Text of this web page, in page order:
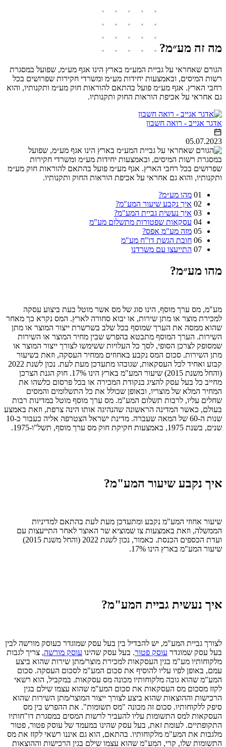
מה זה מע״מ?
הגורם שאחראי על גביית המע״מ בארץ הינו אגף מע״מ, שפועל במסגרת
רשות המיסים, ובאמצעות יחידות מע״מ ומשרדי חקירות שפרושים בכל
רחבי הארץ. אגף מע״מ פועל בהתאם להוראות חוק מע״מ ותקנותיו, והוא
גם אחראי על אכיפת הוראות החוק ותקנותיו.
אדגר אגייב - רואה חשבון
05.07.2023
01 מהו מע״מ?
02 איך נקבע שיעור המע"מ?
03 איך נעשית גביית המע"מ?
04 עסקאות שפטורות מתשלום מע"מ
05 מזה מע"מ אפס?
06 חובת הגשת דו"ח מע"מ
07 התייעצו עם משרדנו
מהו מע״מ?
מע"מ, מס ערך מוסף, הינו סוג של מס אשר מוטל בעת ביצוע עסקה
למכירת מוצר או מתן שירות, או יבוא סחורה לארץ. המס נקרא כך מאחר
שהוא ממסה את הערך שמוסף בכל שלב בשרשרת ייצור המוצר או מתן
השירות. הערך המוסף מתבטא בהפרש שבין מחיר המוצר או השירות
שמסופק לצרכן הסופי, לסך כל העלויות ששימשו לצורך ייצור המוצר או
מתן השירות. סכום המס נקבע באחוזים ממחיר העסקה, וזאת בשיעור
קבוע ואחיד לכל העסקאות, שגובהו מתעדכן מעת לעת. נכון לשנת 2022
(והחל משנת 2015) שיעור המע"מ בארץ הינו 17%. חוק הגנת הצרכן
מחייב כל בעל עסק להציג בנקודת המכירה או בכל פרסום כלשהו את
המחיר המלא של מוצריו, ובאופן שכולל את כל התשלומים והמסים
שחלים עליו, לרבות תשלום המע"מ. מס ערך מוסף מוטל במדינות רבות
בעולם, כאשר המדינה הראשונה שהנהיגה אותו הינה צרפת, וזאת באמצע
שנות ה-60 של המאה שעברה. מדינת ישראל הצטרפה אליה כעבור כ-10
שנים, בשנת 1975, באמצעות חקיקת חוק מס ערך מוסף, תשל"ו-1975.
איך נקבע שיעור המע"מ?
שיעור אחוזי המע"מ נקבע ומתעדכן מעת לעת בהתאם למדיניות
הממשלה, וזאת באמצעות צו שמוציא שר האוצר לאחר התייעצות עם
ועדת הכספים הכנסת. כאמור, נכון לשנת 2022 (והחל משנת 2015)
שיעור המע"מ בארץ הינו 17%.
איך נעשית גביית המע"מ?
לצורך גביית המע"מ, יש להבדיל בין בעל עסק שמוגדר כעוסק מורשה לבין
בעל עסק שמוגדר עוסק פטור. בעל עסק שהינו עוסק מורשה, צריך לגבות
מלקוחותיו מע"מ בגין העסקאות למכירת מוצר/מתן שירות שהוא ביצע
עמם, באופן לפיו עליו להוסיף את סכום המע"מ לסכום העסקה. סכום
המע"מ שהוא גובה מלקוחותיו מכונה מס עסקאות. במקביל, הוא רשאי
לקזז מסכום מס העסקאות את סכום המע"מ שהוא עצמו שילם בגין
הרכישות וההוצאות שהוא ביצע לצורך ייצור המוצר/מתן השירות שהוא
סיפק ללקוחותיו. סכום זה מכונה "מס תשומות". את ההפרש בין מס
העסקאות למס התשומות עליו להעביר לרשות המסים במסגרת דו"חותיו
התקופתיים. לעומת זאת, בעל עסק שהינו במעמד של עוסק פטור, פטור
מלגבות את המע"מ מלקוחותיו. בהתאם, הוא גם איננו רשאי לקזז את מס
התשומות שלו, קרי, המע"מ שהוא עצמו שילם בגין הרכישות וההוצאות